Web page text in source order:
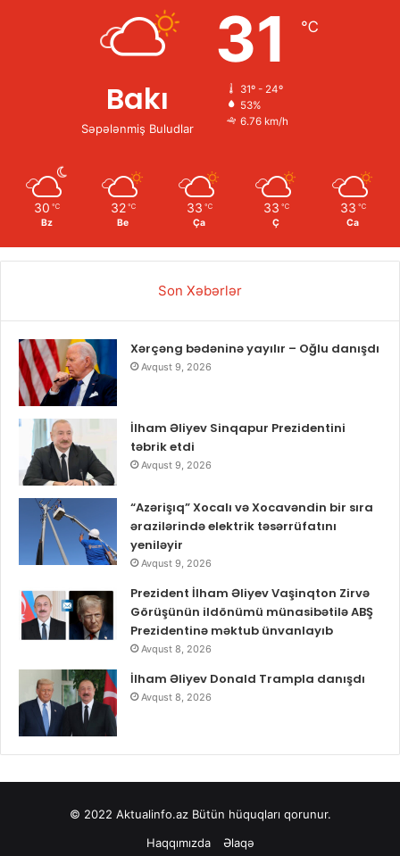
Bakı
Səpələnmiş Buludlar
31 ℃
31º - 24º
53%
6.76 km/h
30 ℃
Bz
32 ℃
Be
33 ℃
Ça
33 ℃
Ç
33 ℃
Ca
Son Xəbərlər
Xərçəng bədəninə yayılır – Oğlu danışdı
Avqust 9, 2026
İlham Əliyev Sinqapur Prezidentini
təbrik etdi
Avqust 9, 2026
“Azərişıq” Xocalı və Xocavəndin bir sıra
ərazilərində elektrik təsərrüfatını
yeniləyir
Avqust 9, 2026
Prezident İlham Əliyev Vaşinqton Zirvə
Görüşünün ildönümü münasibətilə ABŞ
Prezidentinə məktub ünvanlayıb
Avqust 8, 2026
İlham Əliyev Donald Trampla danışdı
Avqust 8, 2026
© 2022 Aktualinfo.azBütün hüquqları qorunur.
Haqqımızda
Əlaqə